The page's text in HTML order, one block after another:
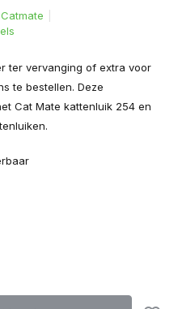
ter vervanging of extra voor
te bestellen. Deze
Cat Mate kattenluik 254 en